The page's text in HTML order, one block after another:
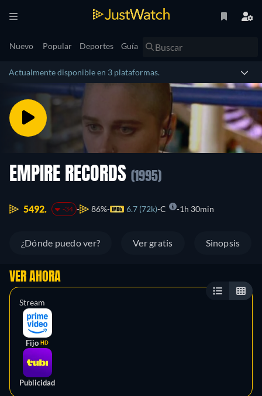
Nuevo Popular Deportes Guía
Actualmente disponible en 3 plataformas.
EMPIRE RECORDS (1995)
5492. -34 86% 6.7 (72k) C 1h 30min
¿Dónde puedo ver? Ver gratis Sinopsis
VER AHORA
Stream
Fijo HD
Publicidad